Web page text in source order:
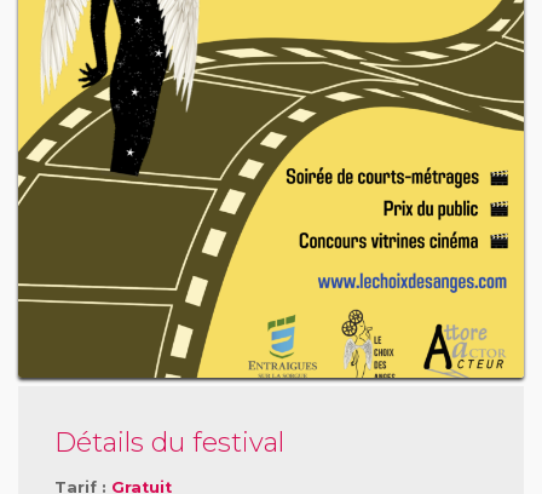
Détails du festival
Tarif : Gratuit